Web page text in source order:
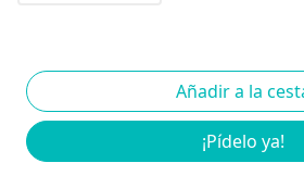
¡Pídelo ya!